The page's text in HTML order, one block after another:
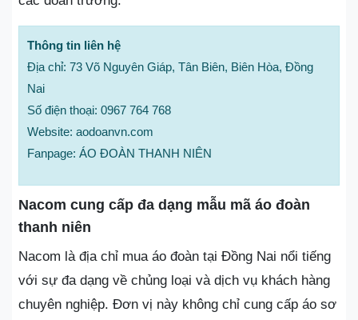
Thông tin liên hệ
Địa chỉ: 73 Võ Nguyên Giáp, Tân Biên, Biên Hòa, Đồng
Nai
Số điện thoại: 0967 764 768
Website: aodoanvn.com
Fanpage: ÁO ĐOÀN THANH NIÊN
Nacom cung cấp đa dạng mẫu mã áo đoàn
thanh niên
Nacom là địa chỉ mua áo đoàn tại Đồng Nai nổi tiếng
với sự đa dạng về chủng loại và dịch vụ khách hàng
chuyên nghiệp. Đơn vị này không chỉ cung cấp áo sơ